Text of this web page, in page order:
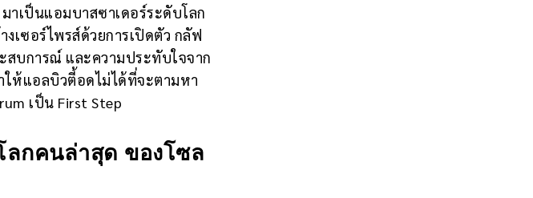
าเป็นแอมบาสซาเดอร์ระดับโลก
เซอร์ไพรส์ด้วยการเปิดตัว กลัฟ
สบการณ์ และความประทับใจจาก
ห้แอลบิวตี้อดไม่ได้ที่จะตามหา
เป็น First Step
กคนล่าสุด ของโซล